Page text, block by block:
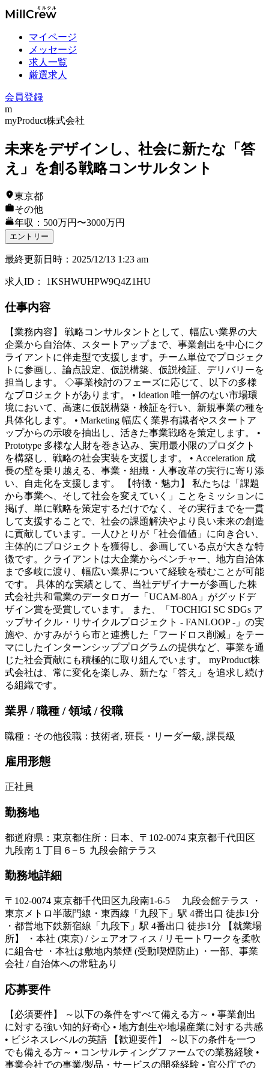
マイページ
メッセージ
求人一覧
厳選求人
会員登録
m
myProduct株式会社
未来をデザインし、社会に新たな「答
え」を創る戦略コンサルタント
東京都
その他
年収：500万円〜3000万円
エントリー
最終更新日時 ： 2025/12/13 1:23 am
求人ID ： 1KSHWUHPW9Q4Z1HU
仕事内容
【業務内容】 戦略コンサルタントとして、幅広い業界の大
企業から自治体、スタートアップまで、事業創出を中心にク
ライアントに伴走型で支援します。チーム単位でプロジェク
トに参画し、論点設定、仮説構築、仮説検証、デリバリーを
担当します。 ◇事業検討のフェーズに応じて、以下の多様
なプロジェクトがあります。 • Ideation 唯一解のない市場環
境において、高速に仮説構築・検証を行い、新規事業の種を
具体化します。 • Marketing 幅広く業界有識者やスタートア
ップからの示唆を抽出し、活きた事業戦略を策定します。 •
Prototype 多様な人財を巻き込み、実用最小限のプロダクト
を構築し、戦略の社会実装を支援します。 • Acceleration 成
長の壁を乗り越える、事業・組織・人事改革の実行に寄り添
い、自走化を支援します。 【特徴・魅力】 私たちは「課題
から事業へ、そして社会を変えていく」ことをミッションに
掲げ、単に戦略を策定するだけでなく、その実行までを一貫
して支援することで、社会の課題解決やより良い未来の創造
に貢献しています。一人ひとりが「社会価値」に向き合い、
主体的にプロジェクトを獲得し、参画している点が大きな特
徴です。クライアントは大企業からベンチャー、地方自治体
まで多岐に渡り、幅広い業界について経験を積むことが可能
です。 具体的な実績として、当社デザイナーが参画した株
式会社共和電業のデータロガー「UCAM-80A」がグッドデ
ザイン賞を受賞しています。 また、「TOCHIGI SC SDGs ア
ップサイクル・リサイクルプロジェクト - FANLOOP -」の実
施や、かすみがうら市と連携した「フードロス削減」をテー
マにしたインターンシッププログラムの提供など、事業を通
じた社会貢献にも積極的に取り組んでいます。 myProduct株
式会社は、常に変化を楽しみ、新たな「答え」を追求し続け
る組織です。
業界 / 職種 / 領域 / 役職
職種 ： その他役職 ： 技術者, 班長・リーダー級, 課長級
雇用形態
正社員
勤務地
都道府県 ： 東京都住所 ： 日本、〒102-0074 東京都千代田区
九段南１丁目６−５ 九段会館テラス
勤務地詳細
〒102-0074 東京都千代田区九段南1-6-5 九段会館テラス ・
東京メトロ半蔵門線・東西線「九段下」駅 4番出口 徒歩1分
・都営地下鉄新宿線「九段下」駅 4番出口 徒歩1分 【就業場
所】 ・本社 (東京) / シェアオフィス / リモートワークを柔軟
に組合せ ・本社は敷地内禁煙 (受動喫煙防止) ・一部、事業
会社 / 自治体への常駐あり
応募要件
【必須要件】 ～以下の条件をすべて備える方～ • 事業創出
に対する強い知的好奇心 • 地方創生や地場産業に対する共感
• ビジネスレベルの英語 【歓迎要件】 ～以下の条件を一つ
でも備える方～ • コンサルティングファームでの業務経験 •
事業会社での事業/製品・サービスの開発経験 • 官公庁での